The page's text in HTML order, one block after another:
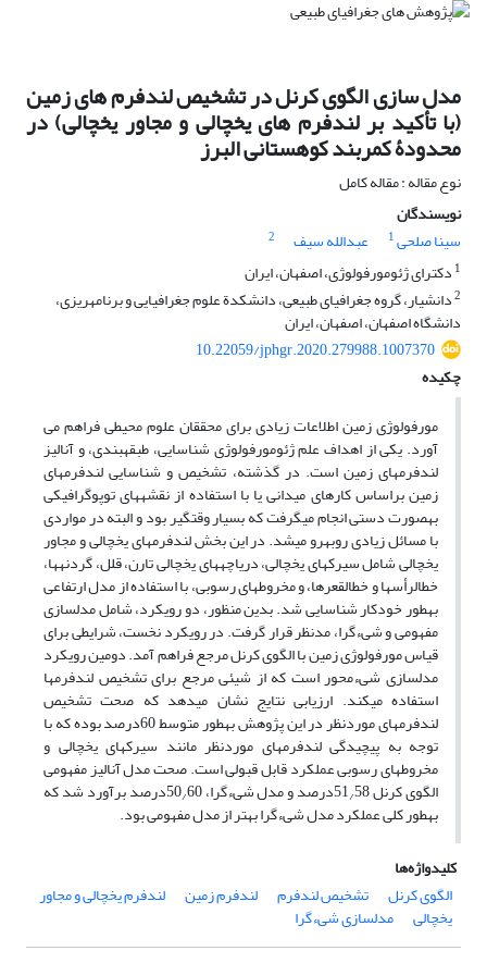
مدل سازی الگوی کرنل در تشخیص لندفرم های زمین
(با تأکید بر لندفرم های یخچالی و مجاور یخچالی) در
محدودۀ کمربند کوهستانی البرز
نوع مقاله : مقاله کامل
نویسندگان
سینا صلحی1 عبدالله سیف
2
1 دکترای ژئومورفولوژی، اصفهان، ایران
2دانشیار، گروه جغرافیای طبیعی، دانشکدة علوم جغرافیایی و برنامه‏ریزی،
دانشگاه اصفهان، اصفهان، ایران
10.22059/jphgr.2020.279988.1007370
چکیده
مورفولوژی زمین اطلاعات زیادی برای محققان علوم محیطی فراهم می
آورد. یکی از اهداف علم ژئومورفولوژی شناسایی، طبقه‏بندی، و آنالیز
لندفرم‏های زمین است. در گذشته، تشخیص و شناسایی لندفرم‏های
زمین براساس کارهای میدانی یا با استفاده از نقشه‏های توپوگرافیکی
به‏صورت دستی انجام می‏گرفت که بسیار وقت‏گیر بود و البته در مواردی
با مسائل زیادی رو‏به‏رو می‏شد. در این بخش لندفرم‏های یخچالی و مجاور
یخچالی شامل سیرک‏های یخچالی، دریاچه‏های یخچالی تارن، قلل، گردنه‏ها،
خط‏الرأس‏ها و خط‏القعرها، و مخروط‏های رسوبی، با استفاده از مدل ارتفاعی
به‏طور خودکار شناسایی شد. بدین منظور، دو رویکرد، شامل مدل‏سازی
مفهومی و شی‏ء‏گرا، مدنظر قرار گرفت. در رویکرد نخست، شرایطی برای
قیاس مورفولوژی زمین با الگوی کرنل مرجع فراهم آمد. دومین رویکرد
مدل‏سازی شی‏ء‏محور است که از شیئی مرجع برای تشخیص لندفرم‏ها
استفاده می‏کند. ارزیابی نتایج نشان می‏دهد که صحت تشخیص
لندفرم‏های موردنظر در این پژوهش به‏طور متوسط 60درصد بوده که با
توجه به پیچیدگی لندفرم‏های موردنظر مانند سیرک‏های یخچالی و
مخروط‏های رسوبی عملکرد قابل قبولی است. صحت مدل آنالیز مفهومی
الگوی کرنل 51 /58درصد و مدل شی‏ء‏گرا، 50 / 60درصد برآورد شد که
به‏طور کلی عملکرد مدل شی‏ء‏گرا بهتر از مدل مفهومی بود.
کلیدواژه‌ها
الگوی کرنل
تشخیص لندفرم لندفرم زمین لندفرم یخچالی و مجاور
یخچالی مدل‏سازی شی‏ء‏گرا